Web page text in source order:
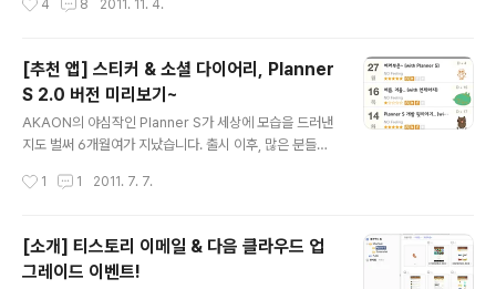
결이 까다롭고 통신속도가 느리다는 이유로 사람들의 관심
께 아이폰, 아이패드 같은 모바일 기기의 보급이 확대되면
서 이제는 없어서는 안될 기술이 된 것 같습니다. 개인적으
로 지금까지 꽤 많은 종류의 블루투스 기기들을 사용해왔
는데요... 오늘 리뷰할 제품인 X-SLIM 키보드는 활용도나
휴대성, 가격 등 여러가지 면에서 꽤 괜찮은 제품이라는 생
까요? 박스에 포장된 X-SLIM 키보드입니다. 아이폰, 아이
4 8 2011. 11. 4.
[추천 앱] 스티커 & 소셜 다이어리, Planner
S 2.0 버전 미리보기~
AKAON의 야심작인 Planner S가 세상에 모습을 드러낸
지도 벌써 6개월여가 지났습니다. 출시 이후, 많은 분들의
장 최신 업데이트인 1.3 버전 공개 이후, 대대적인 수정을
다. 이번 버전에서는 오렌지색을 중심으로 디자인적 일관
성을 유지하면서, 배경속지와 뱃지, 소셜 알림, 샵, 가로모
드 같은 다양한 기능들이 추가되었는데요. 상세한 내용은
1 1 2011. 7. 7.
[소개] 티스토리 이메일 & 다음 클라우드 업
그레이드 이벤트!